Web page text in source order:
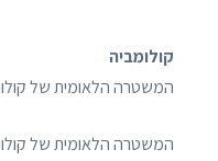
קולומביה
המשטרה הלאומית של